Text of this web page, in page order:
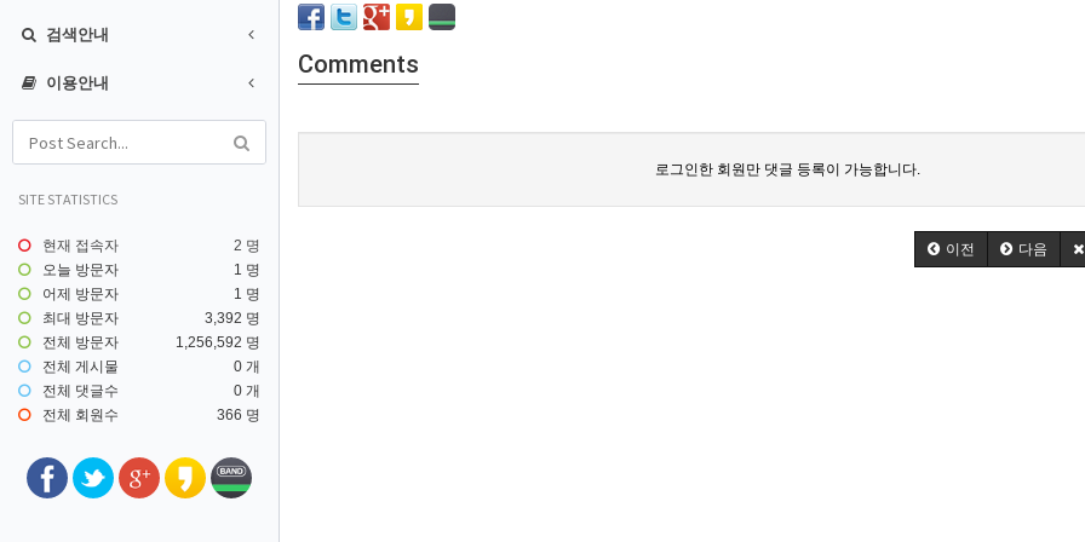
검색안내
이용안내
SITE STATISTICS
현재 접속자
2 명
오늘 방문자
1 명
어제 방문자
1 명
최대 방문자
3,392 명
전체 방문자
1,256,592 명
전체 게시물
0 개
전체 댓글수
0 개
전체 회원수
366 명
Comments
로그인한 회원만 댓글 등록이 가능합니다.
이전 다음